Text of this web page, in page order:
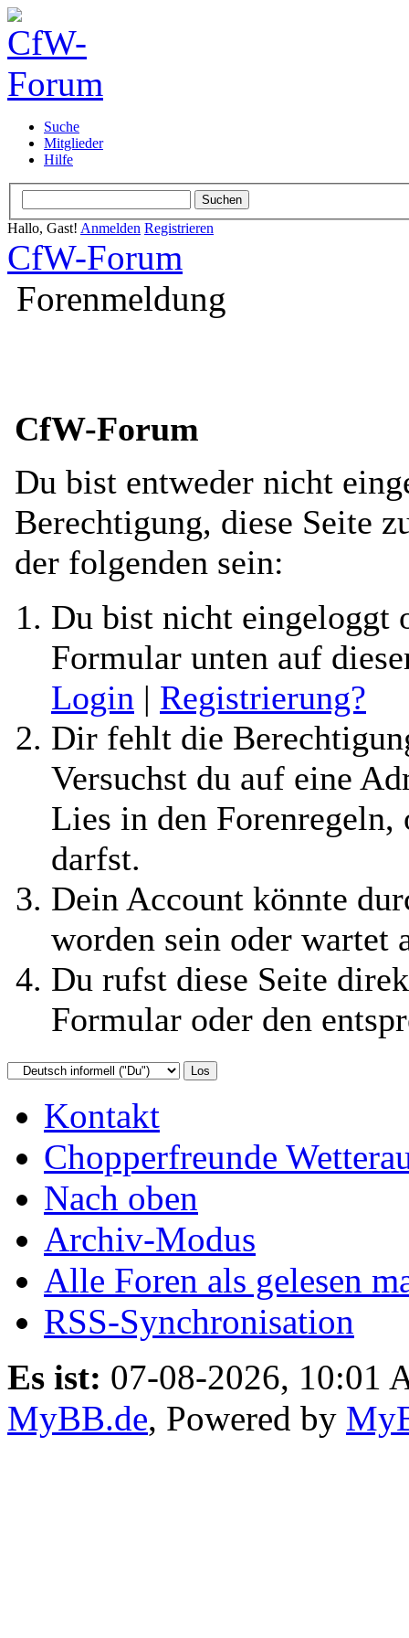
Suche
Mitglieder
Hilfe
Hallo, Gast! Anmelden Registrieren
CfW-Forum
Forenmeldung
CfW-Forum
Du bist entweder nicht
Berechtigung, diese Seite
der folgenden sein:
Du bist nicht eingeloggt
Formular unten auf
Login | Registrierung?
Dir fehlt die
Versuchst du auf eine
Lies in den
darfst.
Dein Account könnte
worden sein oder wartet
Du rufst diese Seite
Formular oder den
Kontakt
Chopperfreunde
Nach oben
Archiv-Modus
Alle Foren als gelesen
RSS-Synchronisation
Es ist: 07-08-2026, 10:01
MyBB.de, Powered by